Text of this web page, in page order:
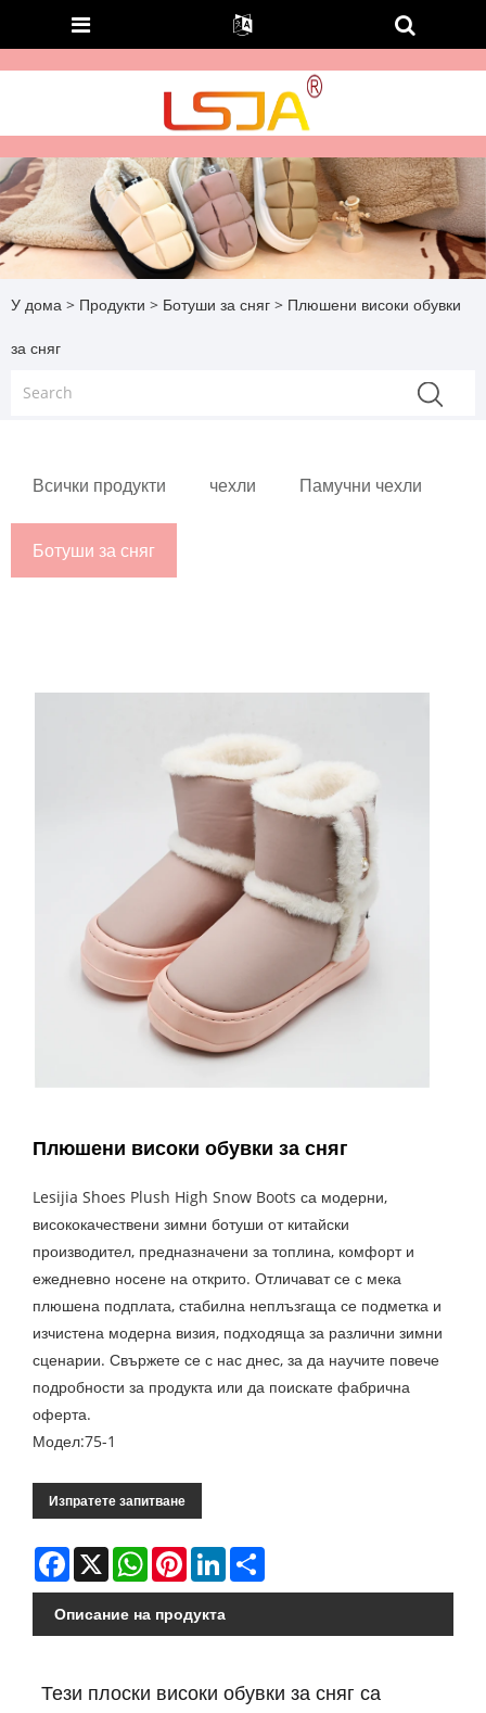
У дома > Продукти > Ботуши за сняг > Плюшени високи обувки
за сняг
Всички продукти чехли Памучни чехли
Ботуши за сняг
Плюшени високи обувки за сняг
Lesijia Shoes Plush High Snow Boots са модерни,
висококачествени зимни ботуши от китайски
производител, предназначени за топлина, комфорт и
ежедневно носене на открито. Отличават се с мека
плюшена подплата, стабилна неплъзгаща се подметка и
изчистена модерна визия, подходяща за различни зимни
сценарии. Свържете се с нас днес, за да научите повече
подробности за продукта или да поискате фабрична
оферта.
Модел:75-1
Изпратете запитване
Facebook
X WhatsAppPinterestLinkedIn
Описание на продукта
Тези плоски високи обувки за сняг са